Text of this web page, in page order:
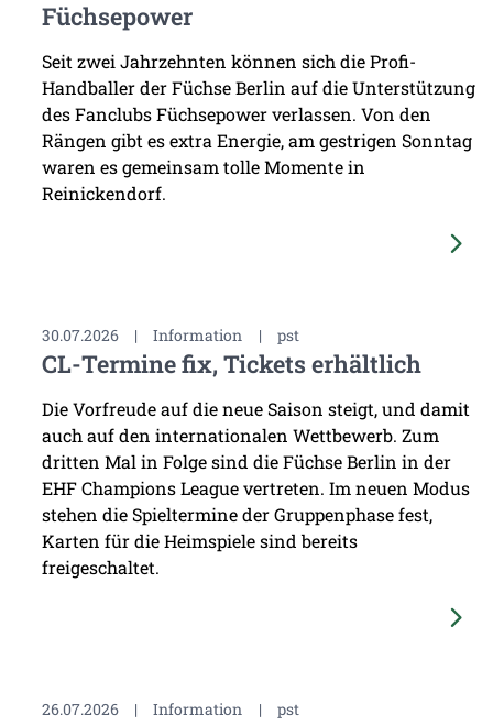
Füchsepower
Seit zwei Jahrzehnten können sich die Profi-
Handballer der Füchse Berlin auf die Unterstützung
des Fanclubs Füchsepower verlassen. Von den
Rängen gibt es extra Energie, am gestrigen Sonntag
waren es gemeinsam tolle Momente in
Reinickendorf.
30.07.2026 | Information | pst
CL-Termine fix, Tickets erhältlich
Die Vorfreude auf die neue Saison steigt, und damit
auch auf den internationalen Wettbewerb. Zum
dritten Mal in Folge sind die Füchse Berlin in der
EHF Champions League vertreten. Im neuen Modus
stehen die Spieltermine der Gruppenphase fest,
Karten für die Heimspiele sind bereits
freigeschaltet.
26.07.2026 | Information | pst